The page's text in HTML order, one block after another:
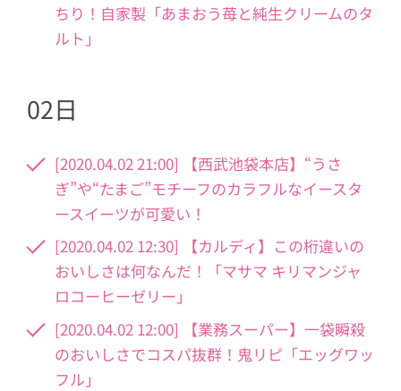
ちり！自家製「あまおう苺と純生クリームのタ
ルト」
02日
[2020.04.02 21:00] 【西武池袋本店】“うさ
ぎ”や“たまご”モチーフのカラフルなイースタ
ースイーツが可愛い！
[2020.04.02 12:30] 【カルディ】この桁違いの
おいしさは何なんだ！「マサマ キリマンジャ
ロコーヒーゼリー」
[2020.04.02 12:00] 【業務スーパー】一袋瞬殺
のおいしさでコスパ抜群！鬼リピ「エッグワッ
フル」